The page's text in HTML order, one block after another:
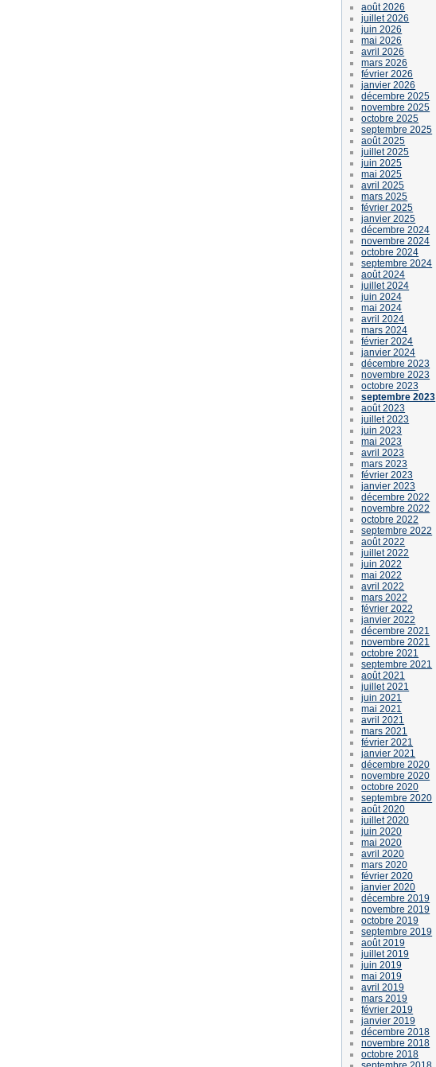
août 2026
juillet 2026
juin 2026
mai 2026
avril 2026
mars 2026
février 2026
janvier 2026
décembre 2025
novembre 2025
octobre 2025
septembre 2025
août 2025
juillet 2025
juin 2025
mai 2025
avril 2025
mars 2025
février 2025
janvier 2025
décembre 2024
novembre 2024
octobre 2024
septembre 2024
août 2024
juillet 2024
juin 2024
mai 2024
avril 2024
mars 2024
février 2024
janvier 2024
décembre 2023
novembre 2023
octobre 2023
septembre 2023
août 2023
juillet 2023
juin 2023
mai 2023
avril 2023
mars 2023
février 2023
janvier 2023
décembre 2022
novembre 2022
octobre 2022
septembre 2022
août 2022
juillet 2022
juin 2022
mai 2022
avril 2022
mars 2022
février 2022
janvier 2022
décembre 2021
novembre 2021
octobre 2021
septembre 2021
août 2021
juillet 2021
juin 2021
mai 2021
avril 2021
mars 2021
février 2021
janvier 2021
décembre 2020
novembre 2020
octobre 2020
septembre 2020
août 2020
juillet 2020
juin 2020
mai 2020
avril 2020
mars 2020
février 2020
janvier 2020
décembre 2019
novembre 2019
octobre 2019
septembre 2019
août 2019
juillet 2019
juin 2019
mai 2019
avril 2019
mars 2019
février 2019
janvier 2019
décembre 2018
novembre 2018
octobre 2018